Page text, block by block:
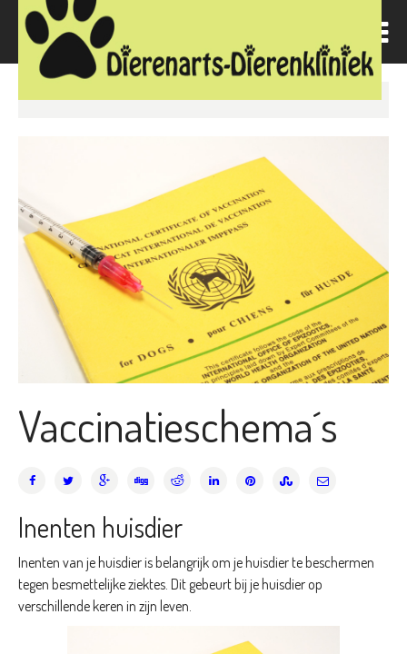
Vaccinatieschema´s
Inenten huisdier
Inenten van je huisdier is belangrijk om je huisdier te beschermen
tegen besmettelijke ziektes. Dit gebeurt bij je huisdier op
verschillende keren in zijn leven.